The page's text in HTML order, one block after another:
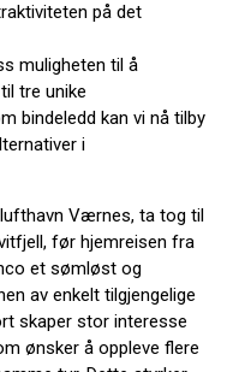
på det
muligheten til å
tre unike
bindeledd kan vi nå tilby
i
Værnes, ta tog til
før hjemreisen fra
et sømløst og
av enkelt tilgjengelige
skaper stor interesse
ønsker å oppleve flere